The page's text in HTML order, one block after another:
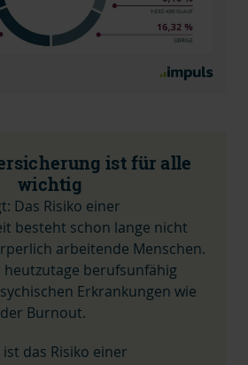
ist für alle
wichtig
Das Risiko einer
besteht schon lange nicht
arbeitende Menschen.
heutzutage berufsunfähig
Erkrankungen wie
Burnout.
das Risiko einer